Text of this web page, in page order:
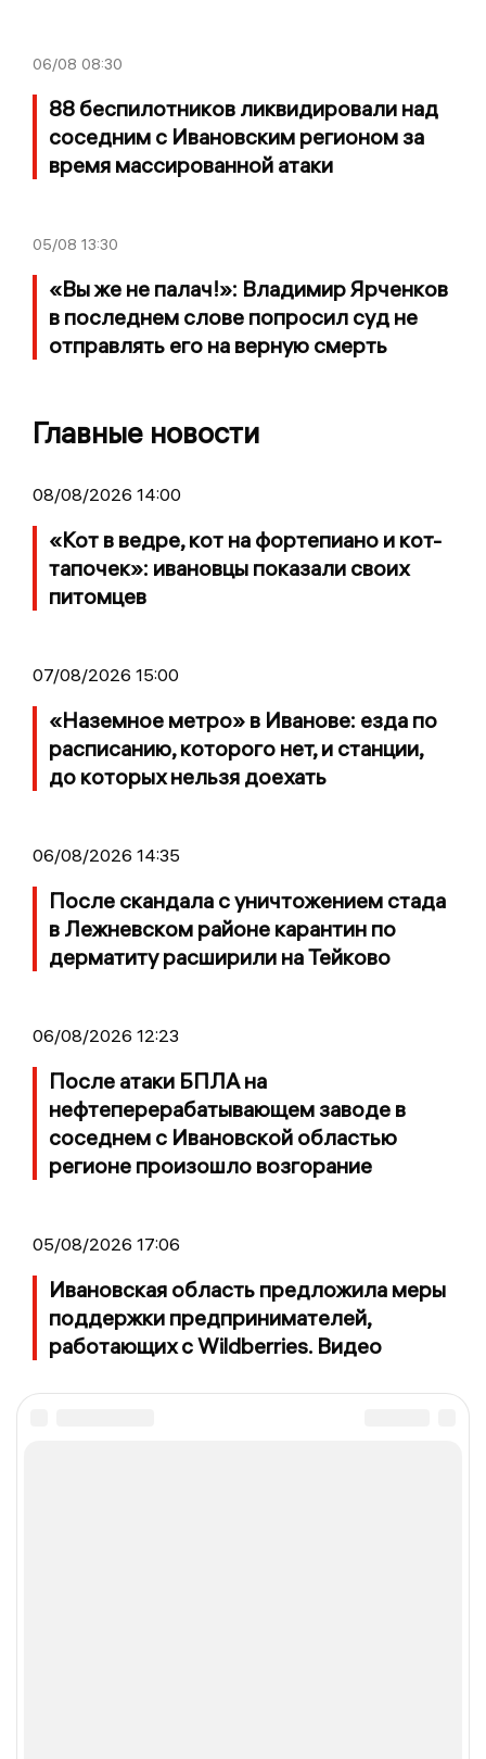
06/08 08:30
88 беспилотников ликвидировали над
соседним с Ивановским регионом за
время массированной атаки
05/08 13:30
«Вы же не палач!»: Владимир Ярченков
в последнем слове попросил суд не
отправлять его на верную смерть
Главные новости
08/08/2026 14:00
«Кот в ведре, кот на фортепиано и кот-
тапочек»: ивановцы показали своих
питомцев
07/08/2026 15:00
«Наземное метро» в Иванове: езда по
расписанию, которого нет, и станции,
до которых нельзя доехать
06/08/2026 14:35
После скандала с уничтожением стада
в Лежневском районе карантин по
дерматиту расширили на Тейково
06/08/2026 12:23
После атаки БПЛА на
нефтеперерабатывающем заводе в
соседнем с Ивановской областью
регионе произошло возгорание
05/08/2026 17:06
Ивановская область предложила меры
поддержки предпринимателей,
работающих с Wildberries. Видео